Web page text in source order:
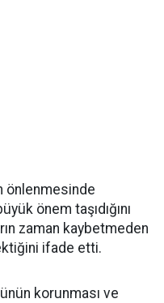
önlenmesinde
önem taşıdığını
zaman kaybetmeden
ifade etti.
korunması ve